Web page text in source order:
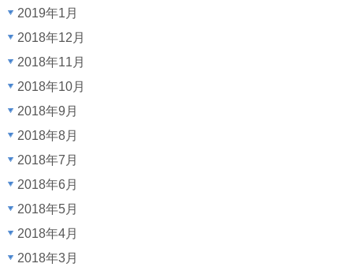
2019年1月
2018年12月
2018年11月
2018年10月
2018年9月
2018年8月
2018年7月
2018年6月
2018年5月
2018年4月
2018年3月